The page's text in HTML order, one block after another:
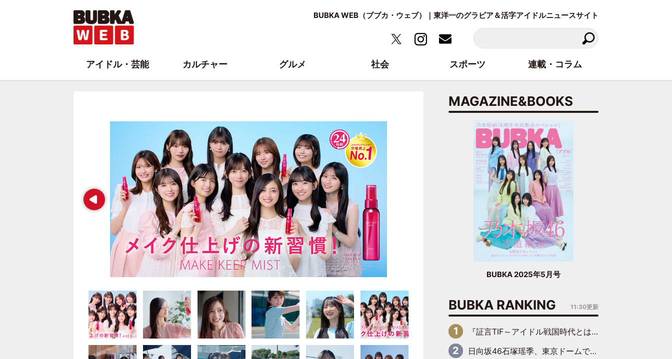
BUBKA WEB（ブブカ・ウェブ）｜東洋一のグラビア＆活字アイドルニュースサイト
Prev
MAGAZINE&BOOKS
BUBKA 2025年5月号
BUBKA RANKING 11:30更新
『証言TIF～アイドル戦国時代とはなんだったのか～』第6回：でんぱ組.inc・古川未鈴×相沢梨紗「『ハロプロやりたかったな』って言ったら、夢眠ねむさんに『てめえはでんぱ組．incなんだよ！』って肩パンされて(笑)」
日向坂46石塚瑶季、東京ドームで“観戦バレ”！ ナイツ・塙も認めた「巨人に詳しすぎるアイドル」は元VENUSスクール生で杉内コーチ推し⁉
アイドル・芸能 カルチャー グルメ 社会 スポーツ 連載・コラム